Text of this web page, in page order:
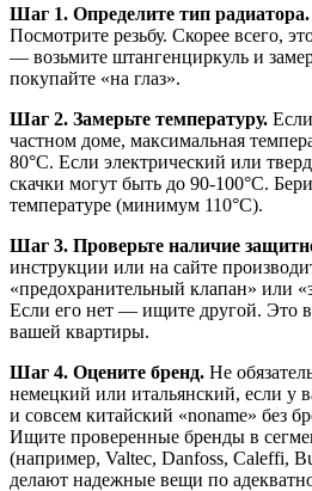
Шаг 1. Определите тип радиатора.
Посмотрите резьбу. Скорее всего,
— возьмите штангенциркуль и
покупайте «на глаз».
Шаг 2. Замерьте температуру.
частном доме, максимальная
80°C. Если электрический или
скачки могут быть до 90-100°C.
температуре (минимум 110°C).
Шаг 3. Проверьте наличие
инструкции или на сайте
«предохранительный клапан» или
Если его нет — ищите другой. Это
вашей квартиры.
Шаг 4. Оцените бренд. Не
немецкий или итальянский, если у
и совсем китайский «noname» без
Ищите проверенные бренды в
(например, Valtec, Danfoss, Caleffi,
делают надежные вещи по